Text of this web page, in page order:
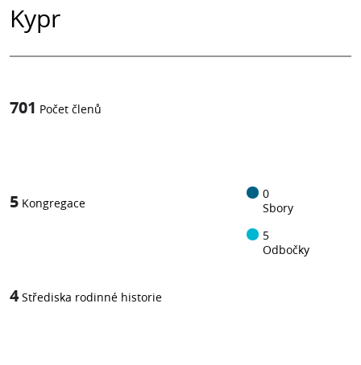
Kypr
701 Počet členů
5 Kongregace
0
Sbory
5
Odbočky
4 Střediska rodinné historie